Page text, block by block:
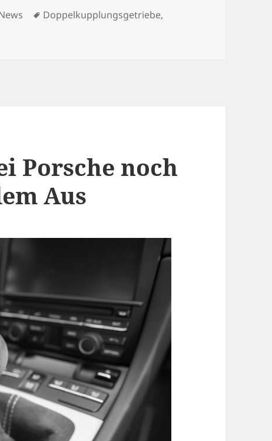
Schlagwörter
Doppelkupplungsgetriebe,
Porsche noch
Aus